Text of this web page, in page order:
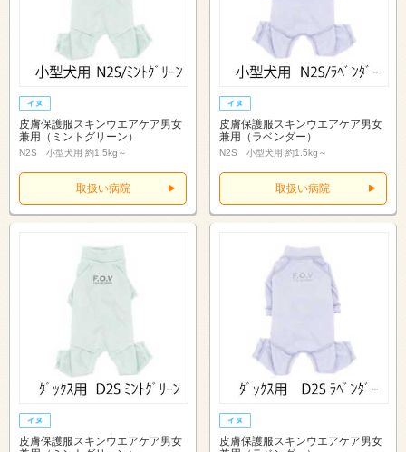
皮膚保護服スキンウエアケア男女
兼用（ミントグリーン）
N2S 小型犬用 約1.5kg～
取扱い病院
皮膚保護服スキンウエアケア男女
兼用（ラベンダー）
N2S 小型犬用 約1.5kg～
取扱い病院
皮膚保護服スキンウエアケア男女
皮膚保護服スキンウエアケア男女